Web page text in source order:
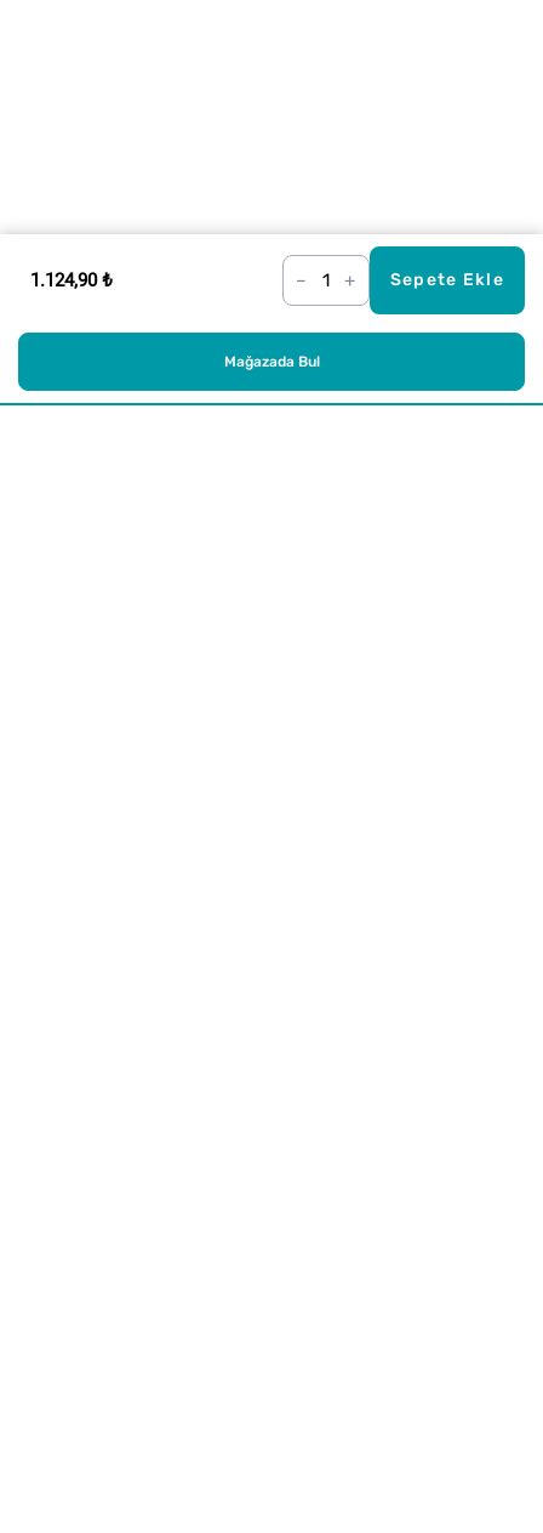
1.124,90 ₺ – + Sepete Ekle
Mağazada Bul